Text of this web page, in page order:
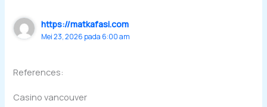
https://matkafasi.com
Mei 23, 2026 pada 6:00 am
References:
Casino vancouver